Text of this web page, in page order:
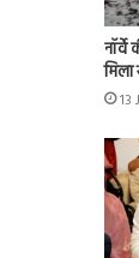
मिला
13